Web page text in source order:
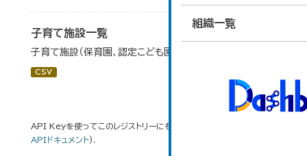
組織一覧
子育て施設一覧
子育て施設（保育園、認定こども園等）の一覧です。
CSV
API Keyを使ってこのレジストリーにもアクセス可能です
APIドキュメント).